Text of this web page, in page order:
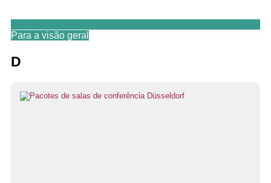
Para a visão geral
D